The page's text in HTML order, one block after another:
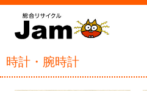
時計・腕時計